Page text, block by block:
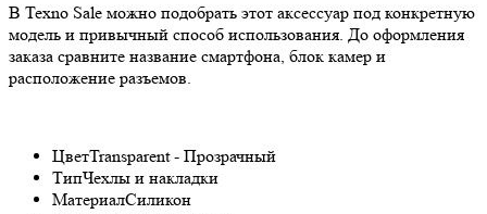
В Texno Sale можно подобрать этот аксессуар под конкретную
модель и привычный способ использования. До оформления
заказа сравните название смартфона, блок камер и
расположение разъемов.
ЦветTransparent - Прозрачный
ТипЧехлы и накладки
МатериалСиликон